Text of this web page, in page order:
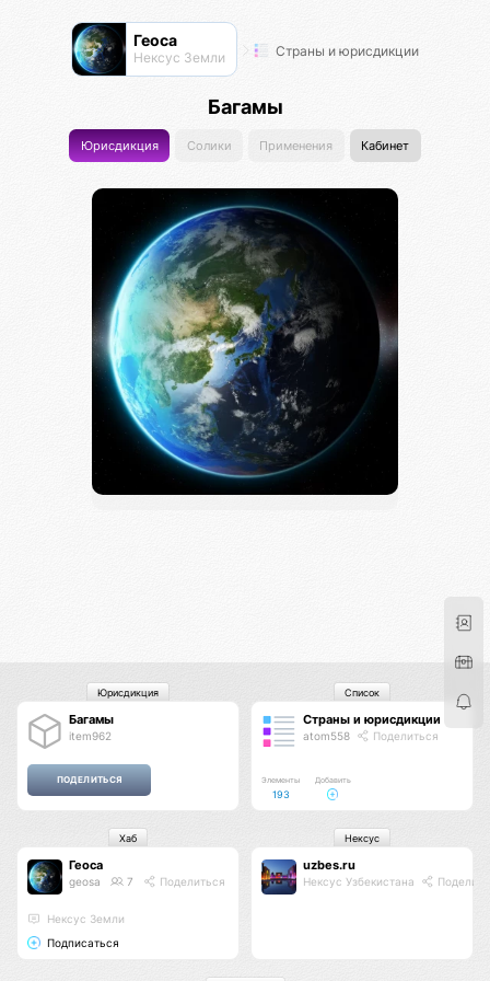
Геоса
Нексус Земли Страны и юрисдикции
Багамы
Юрисдикция Солики Применения Кабинет
Багамы
item962
Юрисдикция
Страны и юрисдикции
atom558 Поделиться
Элементы
193
Добавить
Список
Геоса
geosa 7 Поделиться
Нексус Земли
Подписаться
Хаб
uzbes.ru
Нексус Узбекистана
Нексус